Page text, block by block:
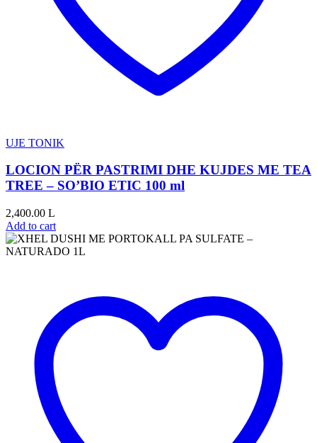
UJE TONIK
LOCION PËR PASTRIMI DHE KUJDES ME TEA
TREE – SO’BIO ETIC 100 ml
2,400.00 L
Add to cart